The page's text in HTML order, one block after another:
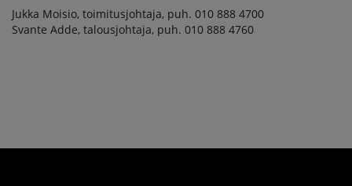
Jukka Moisio, toimitusjohtaja, puh. 010 888 4700
Svante Adde, talousjohtaja, puh. 010 888 4760